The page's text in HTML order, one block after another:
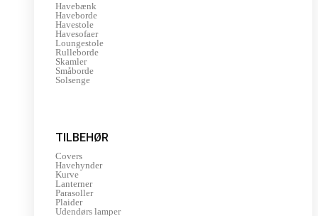
Havebænk
Haveborde
Havestole
Havesofaer
Loungestole
Rulleborde
Skamler
Småborde
Solsenge
TILBEHØR
Covers
Havehynder
Kurve
Lanterner
Parasoller
Plaider
Udendørs lamper